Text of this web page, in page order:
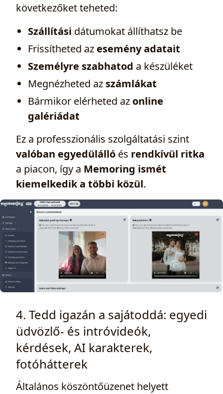
következőket teheted:
Szállítási dátumokat állíthatsz be
Frissítheted az esemény adatait
Személyre szabhatod a készüléket
Megnézheted az számlákat
Bármikor elérheted az online
galériádat
Ez a professzionális szolgáltatási szint
valóban egyedülálló és rendkívül ritka
a piacon, így a Memoring ismét
kiemelkedik a többi közül.
4. Tedd igazán a sajátoddá: egyedi
üdvözlő‑ és intróvideók,
kérdések, AI karakterek,
fotóhátterek
Általános köszöntőüzenet helyett